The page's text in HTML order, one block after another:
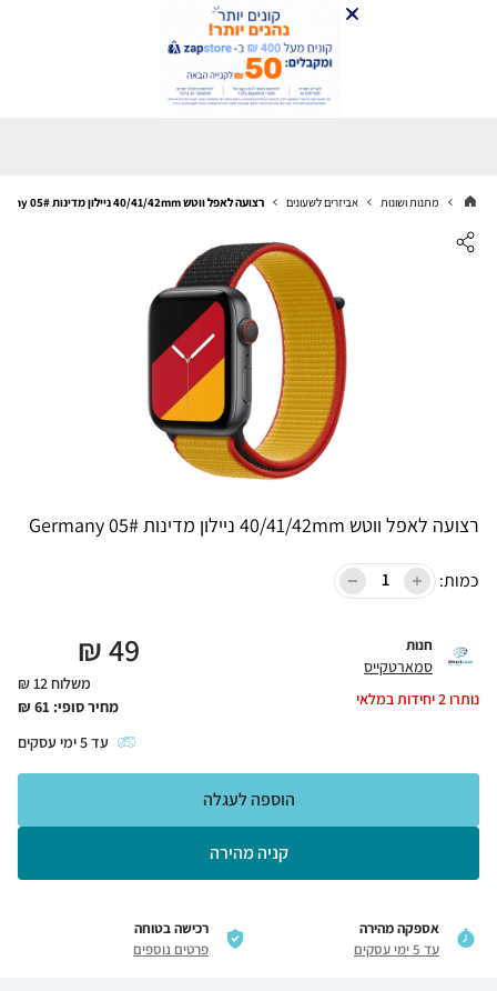
מתנות ושונות אביזרים לשעונים רצועה לאפל ווטש 40/41/42mm ניילון מדינות 05# Germany
רצועה לאפל ווטש 40/41/42mm ניילון מדינות 05# Germany
כמות:
חנות
סמארטקייס
נותרו2יחידות במלאי
49
₪
משלוח 12 ₪
מחיר סופי: 61
₪
עד5ימי עסקים
קניה מהירה
הוספה לעגלה
אספקה מהירה
עד 5 ימי עסקים
רכישה בטוחה
פרטים נוספים